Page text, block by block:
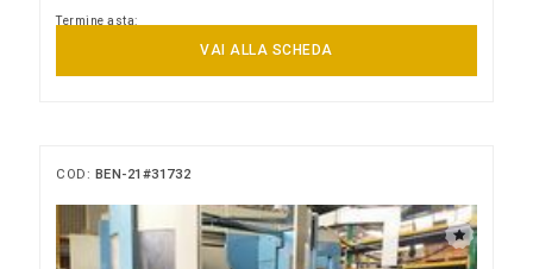
Termine asta:
VAI ALLA SCHEDA
COD: BEN-21#31732